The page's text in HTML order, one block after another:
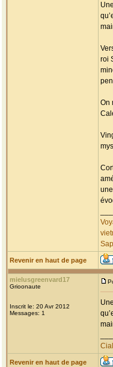
roi
On
Revenir en haut de page
mielusgreenvard17
Grioonaute
Inscrit le: 20 Avr 2012
Messages: 1
Revenir en haut de page